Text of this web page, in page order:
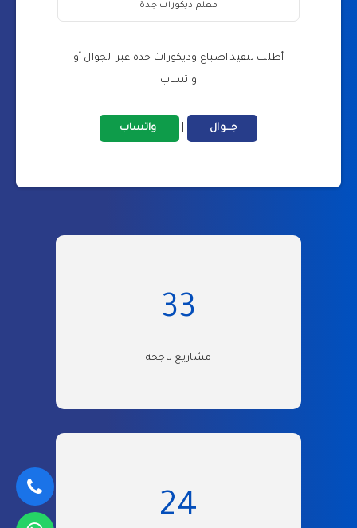
معلم ديكورات جدة
أطلب تنفيذ اصباغ وديكورات جدة عبر الجوال أو
واتساب
جـــوال واتساب
33
مشاريع ناجحة
24